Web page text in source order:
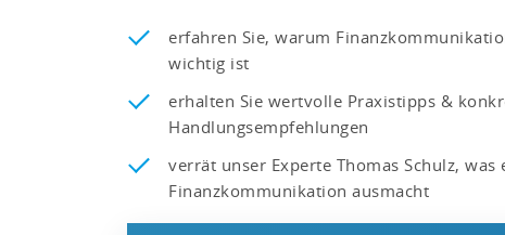
erfahren Sie, warum
wichtig ist
erhalten Sie wertvolle Praxistipps &
Handlungsempfehlungen
verrät unser Experte Thomas Schulz, was
Finanzkommunikation ausmacht